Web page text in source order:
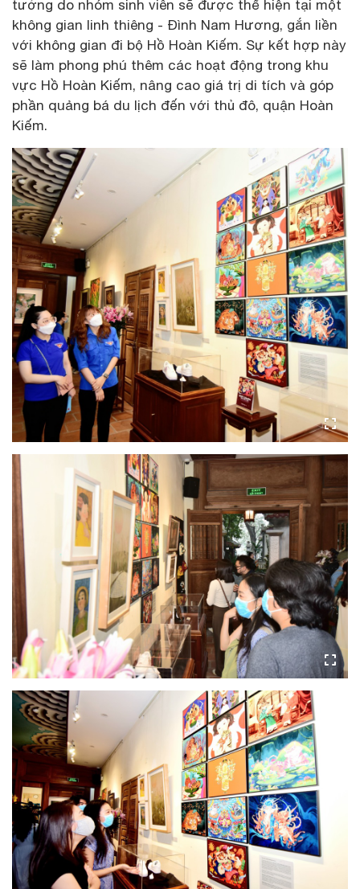
tưởng do nhóm sinh viên sẽ được thể hiện tại một
không gian linh thiêng - Đình Nam Hương, gắn liền
với không gian đi bộ Hồ Hoàn Kiếm. Sự kết hợp này
sẽ làm phong phú thêm các hoạt động trong khu
vực Hồ Hoàn Kiếm, nâng cao giá trị di tích và góp
phần quảng bá du lịch đến với thủ đô, quận Hoàn
Kiếm.